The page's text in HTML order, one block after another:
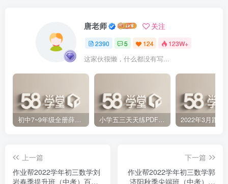
唐老师 关注
2390 5 124 123W+
这家伙很懒，什么都没有写...
初中7~9年级全册薛金星中学教材全解PDF 百度网盘分享下载 小学五三天天练PDF（压缩打包）百度网盘分享下载
上一篇
作业帮2022学年初三数学刘
岩春季提升班（中考）百度
下一篇
作业帮2022学年初三数学郭
济阳秋季尖端班（中考）百